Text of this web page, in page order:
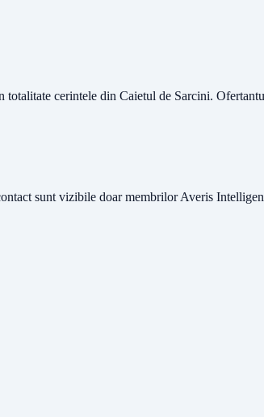
totalitate cerintele din Caietul de Sarcini.
sunt vizibile doar membrilor Averis